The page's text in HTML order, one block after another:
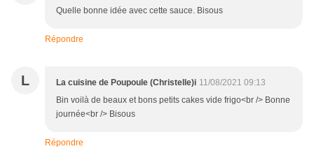
Quelle bonne idée avec cette sauce. Bisous
Répondre
L La cuisine de Poupoule (Christelle)i 11/08/2021 09:13
Bin voilà de beaux et bons petits cakes vide frigo<br /> Bonne
journée<br /> Bisous
Répondre